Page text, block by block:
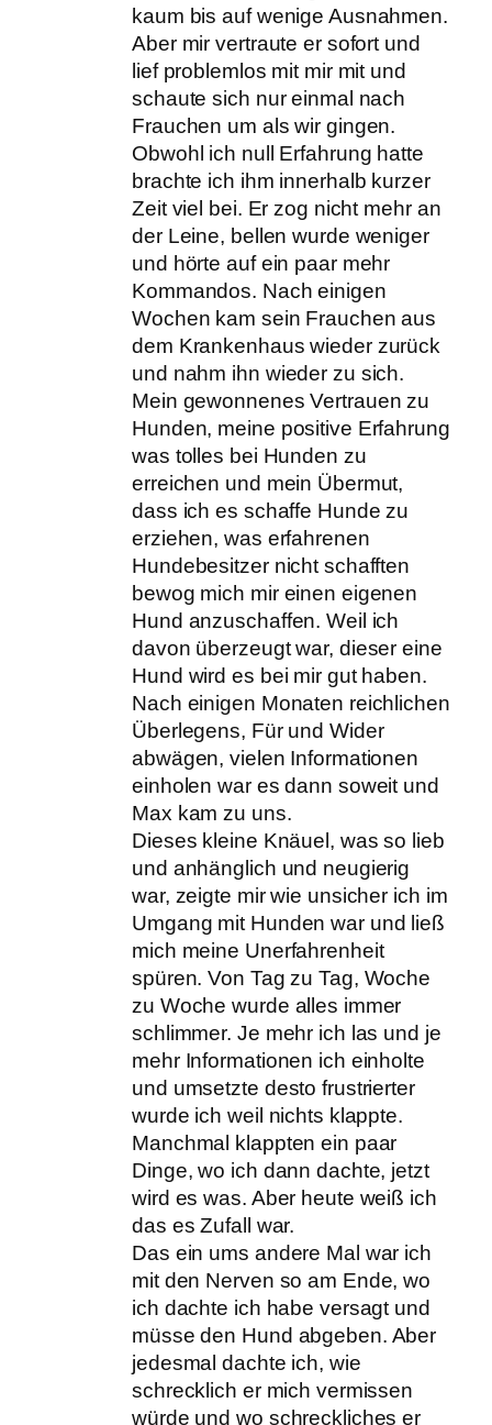
kaum bis auf wenige Ausnahmen.
Aber mir vertraute er sofort und
lief problemlos mit mir mit und
schaute sich nur einmal nach
Frauchen um als wir gingen.
Obwohl ich null Erfahrung hatte
brachte ich ihm innerhalb kurzer
Zeit viel bei. Er zog nicht mehr an
der Leine, bellen wurde weniger
und hörte auf ein paar mehr
Kommandos. Nach einigen
Wochen kam sein Frauchen aus
dem Krankenhaus wieder zurück
und nahm ihn wieder zu sich.
Mein gewonnenes Vertrauen zu
Hunden, meine positive Erfahrung
was tolles bei Hunden zu
erreichen und mein Übermut,
dass ich es schaffe Hunde zu
erziehen, was erfahrenen
Hundebesitzer nicht schafften
bewog mich mir einen eigenen
Hund anzuschaffen. Weil ich
davon überzeugt war, dieser eine
Hund wird es bei mir gut haben.
Nach einigen Monaten reichlichen
Überlegens, Für und Wider
abwägen, vielen Informationen
einholen war es dann soweit und
Max kam zu uns.
Dieses kleine Knäuel, was so lieb
und anhänglich und neugierig
war, zeigte mir wie unsicher ich im
Umgang mit Hunden war und ließ
mich meine Unerfahrenheit
spüren. Von Tag zu Tag, Woche
zu Woche wurde alles immer
schlimmer. Je mehr ich las und je
mehr Informationen ich einholte
und umsetzte desto frustrierter
wurde ich weil nichts klappte.
Manchmal klappten ein paar
Dinge, wo ich dann dachte, jetzt
wird es was. Aber heute weiß ich
das es Zufall war.
Das ein ums andere Mal war ich
mit den Nerven so am Ende, wo
ich dachte ich habe versagt und
müsse den Hund abgeben. Aber
jedesmal dachte ich, wie
schrecklich er mich vermissen
würde und wo schreckliches er